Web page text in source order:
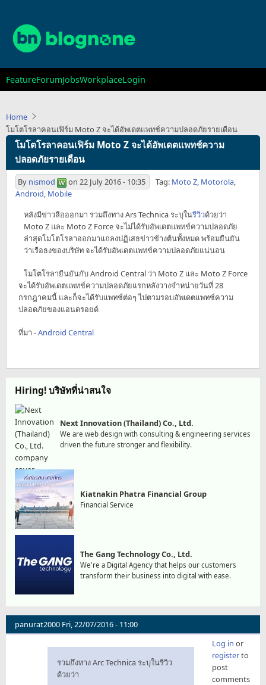
main
content
Main
navigation
FeatureForumJobsWorkplaceLogin
Home
โมโตโรลาคอนเฟิร์ม Moto Z จะได้อัพเดตแพทช์ความปลอดภัยรายเดือน
โมโตโรลาคอนเฟิร์ม Moto Z จะได้อัพเดตแพทช์ความ
ปลอดภัยรายเดือน
By nismod on 22 July 2016 - 10:35 Tag: Moto Z, Motorola,
Android, Mobile
หลังมีข่าวลือออกมา รวมถึงทาง Ars Technica ระบุในรีวิวด้วยว่า
Moto Z และ Moto Z Force จะไม่ได้รับอัพเดตแพทช์ความปลอดภัย
ล่าสุดโมโตโรลาออกมาแถลงปฏิเสธข่าวข้างต้นทั้งหมด พร้อมยืนยัน
ว่าเรือธงของบริษัท จะได้รับอัพเดตแพทช์ความปลอดภัยแน่นอน
โมโตโรลายืนยันกับ Android Central ว่า Moto Z และ Moto Z Force
จะได้รับอัพเดตแพทช์ความปลอดภัยแรกหลังวางจำหน่ายวันที่ 28
กรกฎาคมนี้ และก็จะได้รับแพทช์ต่อๆ ไปตามรอบอัพเดตแพทช์ความ
ปลอดภัยของแอนดรอยด์
ที่มา -Android Central
Hiring! บริษัทที่น่าสนใจ
Next Innovation (Thailand) Co., Ltd.
We are web design with consulting & engineering services
driven the future stronger and flexibility.
Kiatnakin Phatra Financial Group
Financial Service
The Gang Technology Co., Ltd.
We're a Digital Agency that helps our customers
transform their business into digital with ease.
panurat2000 Fri, 22/07/2016 - 11:00
รวมถึงทาง Arc Technica ระบุในรีวิว
ด้วยว่า
Log in or
registerto
post
comments